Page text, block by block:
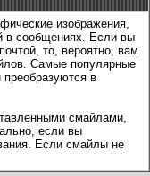
изображения,
в сообщениях. Если вы
то, вероятно, вам
Самые популярные
преобразуются в
смайлами,
если вы
Если смайлы не